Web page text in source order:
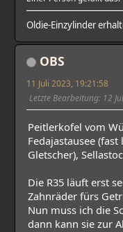
Oldie-Einzylinder
OBS
11 Juli 2023, 19:21:58
Letzte Bearbeitung: 12
Peitlerkofel vom
Fedajastausee
Gletscher),
Die R35 läuft erst
Zahnräder fürs
Nun muss ich die
dann kann sie zur